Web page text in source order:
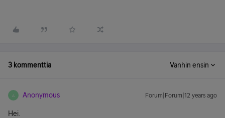
3 kommenttia Vanhin ensin
A Anonymous Forum|Forum|12 years ago
Hei.